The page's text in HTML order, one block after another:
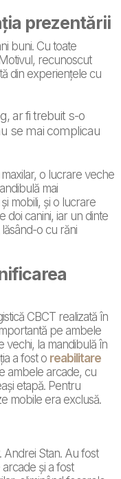
prezentării
buni. Cu toate
recunoscut
din experiențele cu
ar fi trebuit s-o
se mai complicau
o lucrare veche
mai
mobili, și o lucrare
doi canini, iar un dinte
o cu răni
CBCT realizată în
pe ambele
vechi, la mandibulă în
a fost o reabilitare
ambele arcade, cu
etapă. Pentru
mobile era exclusă.
Andrei Stan. Au fost
și a fost